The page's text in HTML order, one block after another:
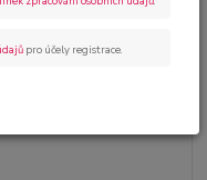
pro účely registrace.